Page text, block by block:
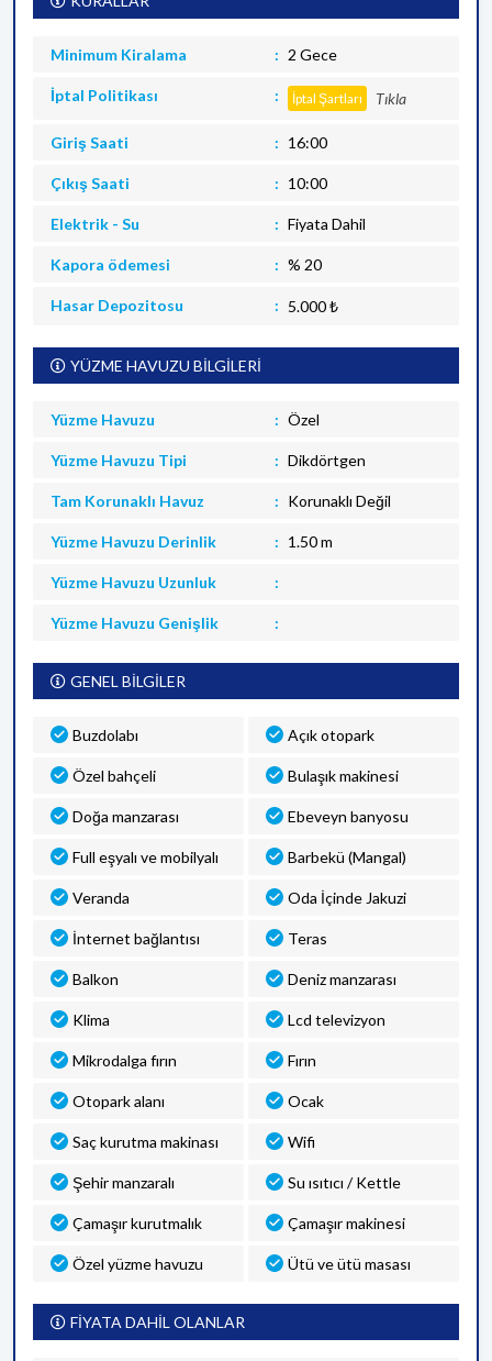
Minimum Kiralama 2 Gece
İptal Politikası İptal Şartları Tıkla
Giriş Saati 16:00
Çıkış Saati 10:00
Elektrik - Su Fiyata Dahil
Kapora ödemesi % 20
Hasar Depozitosu 5.000 ₺
YÜZME HAVUZU BİLGİLERİ
Yüzme Havuzu Özel
Yüzme Havuzu Tipi Dikdörtgen
Tam Korunaklı Havuz Korunaklı Değil
Yüzme Havuzu Derinlik 1.50 m
Yüzme Havuzu Uzunluk
Yüzme Havuzu Genişlik
GENEL BİLGİLER
Buzdolabı Açık otopark
Özel bahçeli Bulaşık makinesi
Doğa manzarası Ebeveyn banyosu
Full eşyalı ve mobilyalı Barbekü (Mangal)
Veranda Oda İçinde Jakuzi
İnternet bağlantısı Teras
Balkon Deniz manzarası
Klima Lcd televizyon
Mikrodalga fırın Fırın
Otopark alanı Ocak
Saç kurutma makinası Wifi
Şehir manzaralı Su ısıtıcı / Kettle
Çamaşır kurutmalık Çamaşır makinesi
Özel yüzme havuzu Ütü ve ütü masası
FİYATA DAHİL OLANLAR